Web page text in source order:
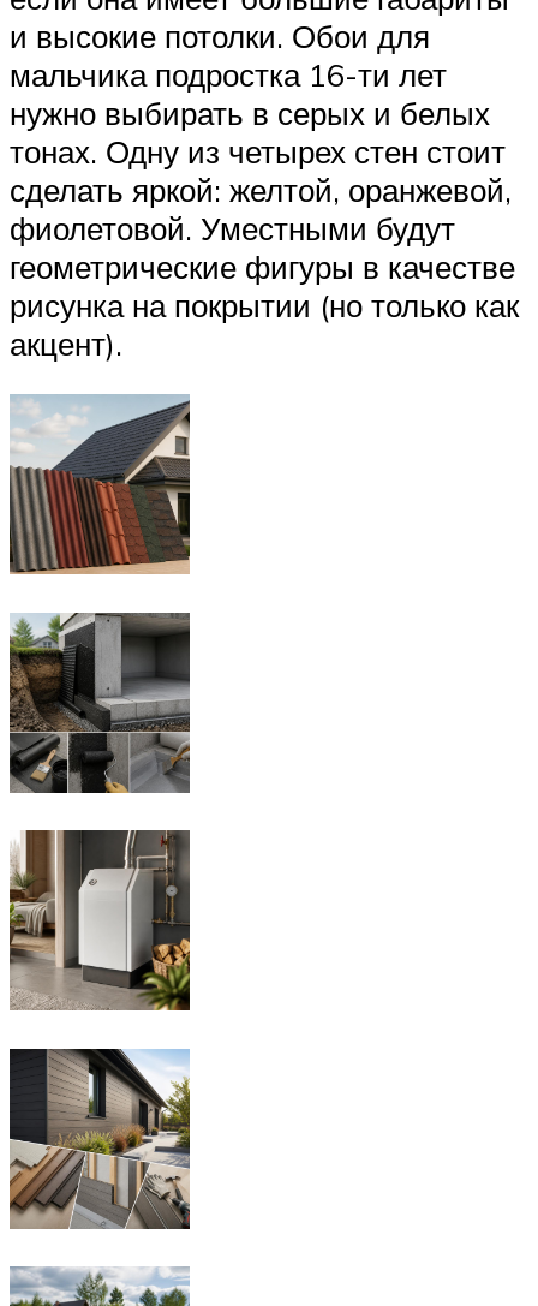
и высокие потолки. Обои для
мальчика подростка 16-ти лет
нужно выбирать в серых и белых
тонах. Одну из четырех стен стоит
сделать яркой: желтой, оранжевой,
фиолетовой. Уместными будут
геометрические фигуры в качестве
рисунка на покрытии (но только как
акцент).